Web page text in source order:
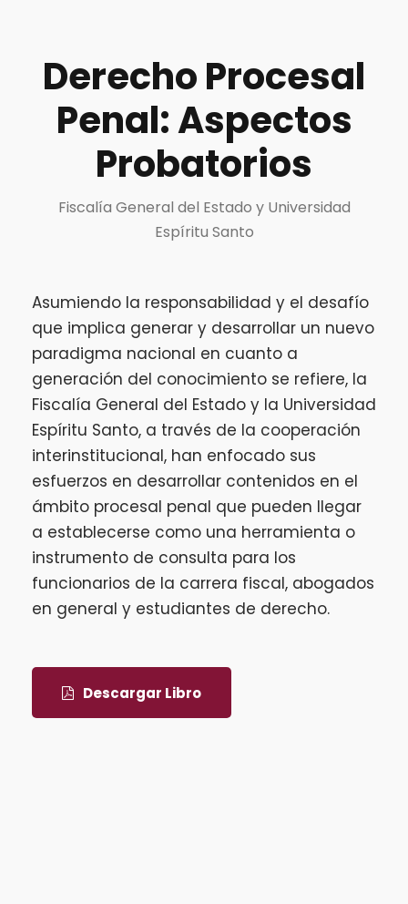
Derecho Procesal
Penal: Aspectos
Probatorios
Fiscalía General del Estado y Universidad
Espíritu Santo
Asumiendo la responsabilidad y el desafío
que implica generar y desarrollar un nuevo
paradigma nacional en cuanto a
generación del conocimiento se refiere, la
Fiscalía General del Estado y la Universidad
Espíritu Santo, a través de la cooperación
interinstitucional, han enfocado sus
esfuerzos en desarrollar contenidos en el
ámbito procesal penal que pueden llegar
a establecerse como una herramienta o
instrumento de consulta para los
funcionarios de la carrera fiscal, abogados
en general y estudiantes de derecho.
Descargar Libro